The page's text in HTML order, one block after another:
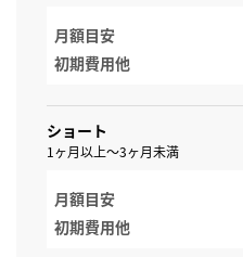
月額目安
初期費用他
ショート
1ヶ月以上～3ヶ月未満
月額目安
初期費用他